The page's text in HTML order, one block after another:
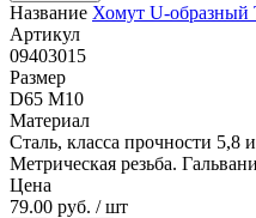
Название Хомут U-образный
Артикул
09403015
Размер
D65 M10
Материал
Сталь, класса прочности 5,8
Метрическая резьба.
Цена
79.00 руб. / шт